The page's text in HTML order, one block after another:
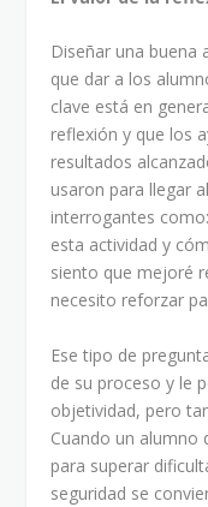
Diseñar una buena
que dar a los
clave está en
reflexión y que los
resultados
usaron para llegar
interrogantes
esta actividad y
siento que mejoré
necesito reforzar
Ese tipo de
de su proceso y le
objetividad, pero
Cuando un alumno
para superar
seguridad se